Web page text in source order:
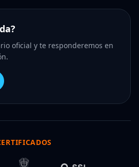
oficial y te responderemos en